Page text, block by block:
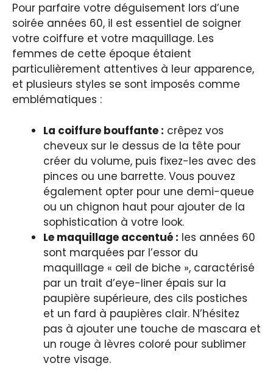
Pour parfaire votre déguisement lors d’une
soirée années 60, il est essentiel de soigner
votre coiffure et votre maquillage. Les
femmes de cette époque étaient
particulièrement attentives à leur apparence,
et plusieurs styles se sont imposés comme
emblématiques :
La coiffure bouffante : crêpez vos
cheveux sur le dessus de la tête pour
créer du volume, puis fixez-les avec des
pinces ou une barrette. Vous pouvez
également opter pour une demi-queue
ou un chignon haut pour ajouter de la
sophistication à votre look.
Le maquillage accentué : les années 60
sont marquées par l’essor du
maquillage « œil de biche », caractérisé
par un trait d’eye-liner épais sur la
paupière supérieure, des cils postiches
et un fard à paupières clair. N’hésitez
pas à ajouter une touche de mascara et
un rouge à lèvres coloré pour sublimer
votre visage.